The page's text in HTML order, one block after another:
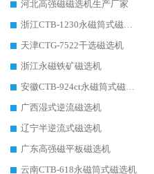
河北高强磁磁选机生产厂家
浙江CTB-1230永磁筒式磁选机生产厂家
天津CTG-7522干选磁选机
浙江永磁铁矿磁选机
安徽CTB-924ct永磁筒式磁选机
广西湿式逆流磁选机
辽宁半逆流式磁选机
广东高强磁平板磁选机
云南CTB-618永磁筒式磁选机